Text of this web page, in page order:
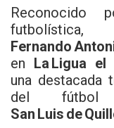
k
futbolística,
Fernando
en La Ligua el
una destacada
del fútbol
San Luis de